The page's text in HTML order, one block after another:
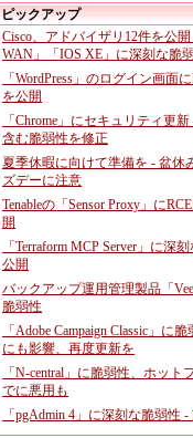
ピックアップ
Cisco、アドバイザリ12件を公開
WAN」「IOS XE」に深刻な脆
「WordPress」のログイン画面
を公開
「Chrome」にセキュリティ更
含む脆弱性を修正
夏季休暇に向けて準備を - 盆休
ズデーに注意
Tenableの「Sensor Proxy」に
開
「Terraform MCP Server」に深
公開
バックアップ運用管理製品「
脆弱性
「Adobe Campaign Classic」に
にも影響、再度更新を
「N-central」に脆弱性、ホット
でに悪用も
「pgAdmin 4」に深刻な脆弱性